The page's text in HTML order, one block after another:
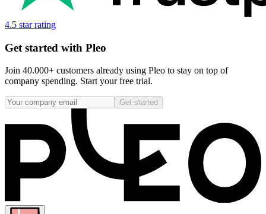
4.5 star rating
Get started with Pleo
Join 40.000+ customers already using Pleo to stay on top of
company spending. Start your free trial.
Get started